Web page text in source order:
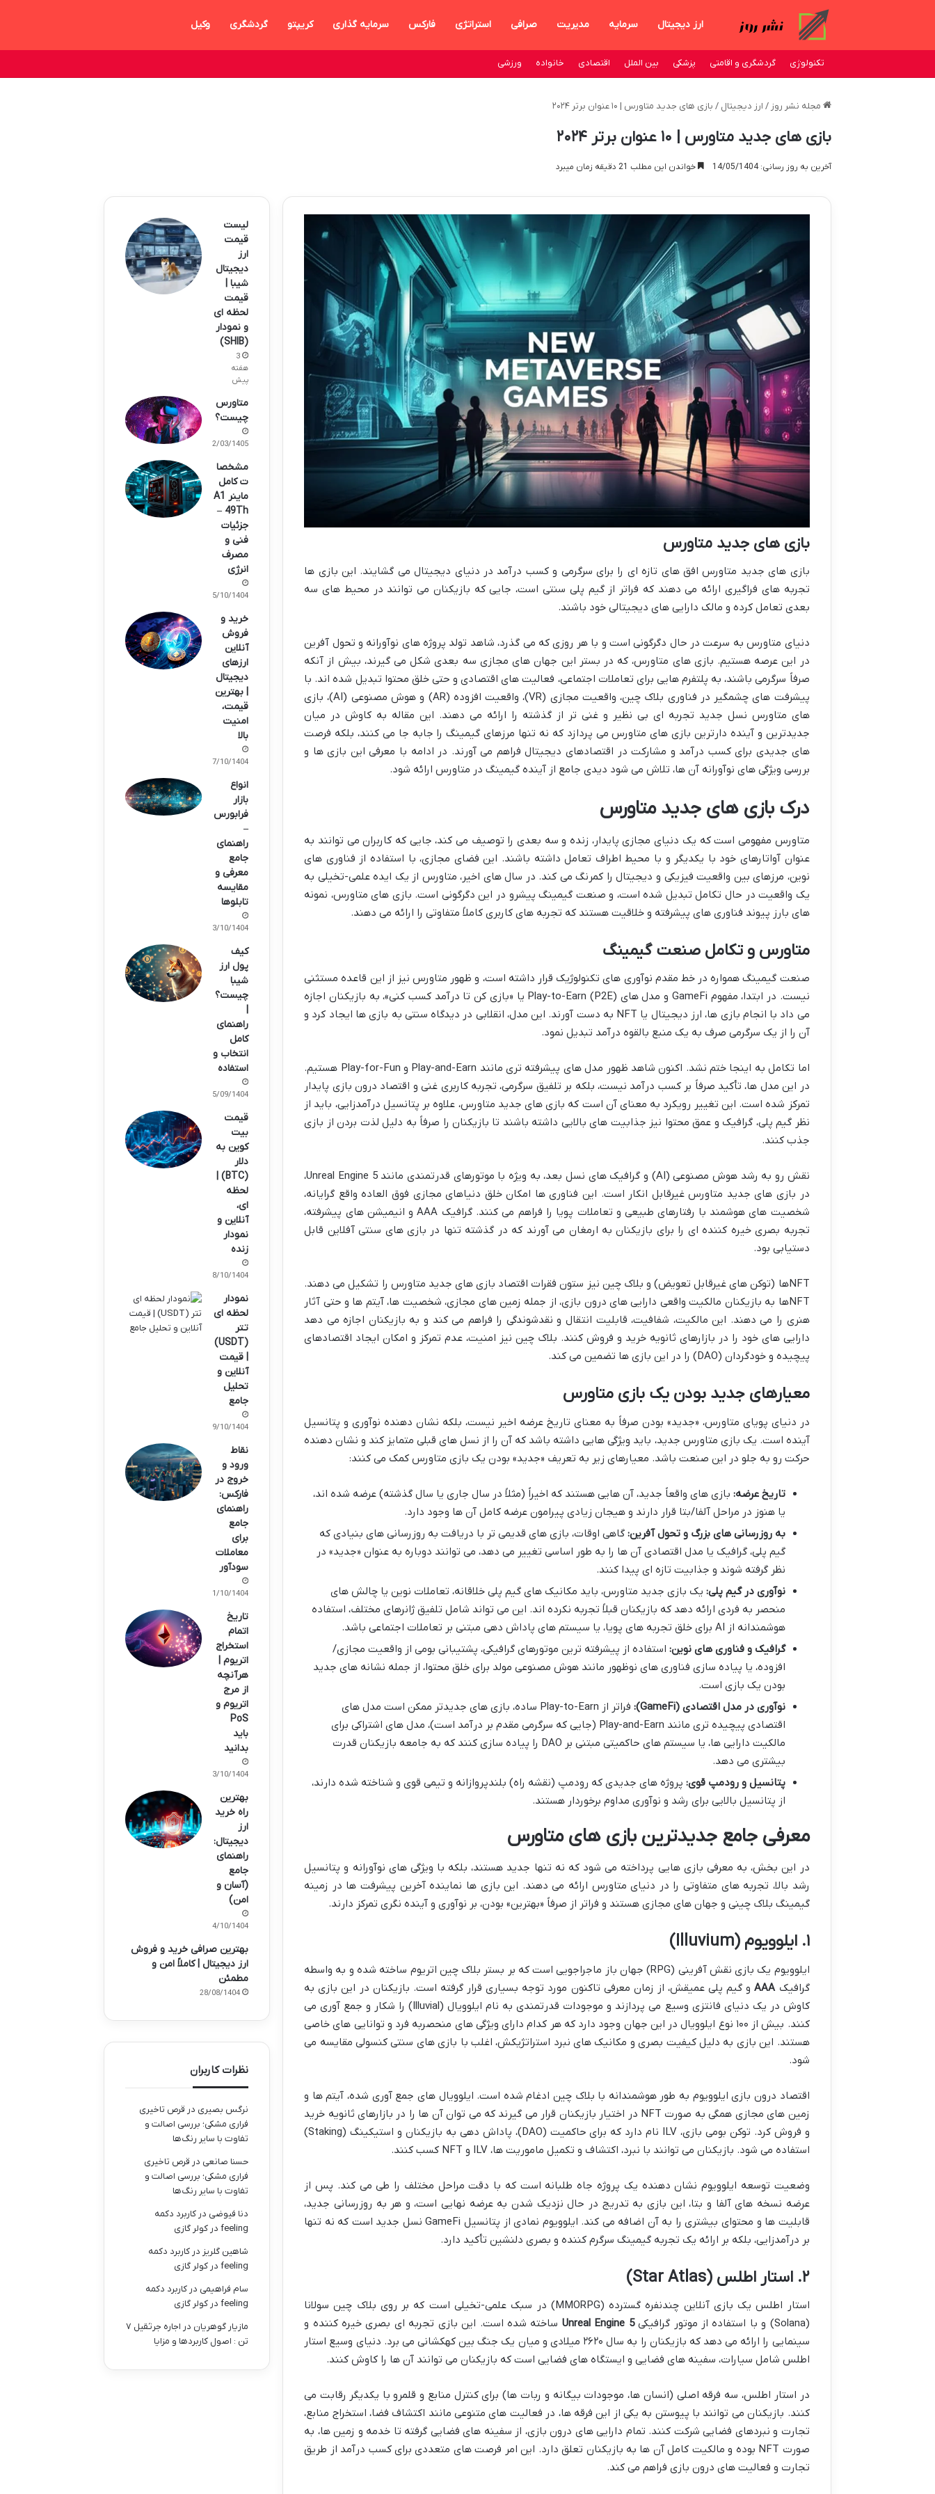
ارز دیجیتال سرمایه مدیریت صرافی استراتژی فارکس سرمایه گذاری کریپتو گردشگری وکیل
تکنولوژی گردشگری و اقامتی پزشکی بین الملل اقتصادی خانواده ورزشی
مجله نشر روز / ارز دیجیتال / بازی های جدید متاورس | ۱۰ عنوان برتر ۲۰۲۴
بازی های جدید متاورس | ۱۰ عنوان برتر ۲۰۲۴
آخرین به روز رسانی: 14/05/1404 خواندن این مطلب 21 دقیقه زمان میبرد
بازی های جدید متاورس
بازی های جدید متاورس افق های تازه ای را برای سرگرمی و کسب درآمد در دنیای دیجیتال می گشایند. این بازی ها
تجربه های فراگیری ارائه می دهند که فراتر از گیم پلی سنتی است، جایی که بازیکنان می توانند در محیط های سه
بعدی تعامل کرده و مالک دارایی های دیجیتالی خود باشند.
دنیای متاورس به سرعت در حال دگرگونی است و با هر روزی که می گذرد، شاهد تولد پروژه های نوآورانه و تحول آفرین
در این عرصه هستیم. بازی های متاورس، که در بستر این جهان های مجازی سه بعدی شکل می گیرند، بیش از آنکه
صرفاً سرگرمی باشند، به پلتفرم هایی برای تعاملات اجتماعی، فعالیت های اقتصادی و حتی خلق محتوا تبدیل شده اند. با
پیشرفت های چشمگیر در فناوری بلاک چین، واقعیت مجازی (VR)، واقعیت افزوده (AR) و هوش مصنوعی (AI)، بازی
های متاورس نسل جدید تجربه ای بی نظیر و غنی تر از گذشته را ارائه می دهند. این مقاله به کاوش در میان
جدیدترین و آینده دارترین بازی های متاورس می پردازد که نه تنها مرزهای گیمینگ را جابه جا می کنند، بلکه فرصت
های جدیدی برای کسب درآمد و مشارکت در اقتصادهای دیجیتال فراهم می آورند. در ادامه با معرفی این بازی ها و
بررسی ویژگی های نوآورانه آن ها، تلاش می شود دیدی جامع از آینده گیمینگ در متاورس ارائه شود.
درک بازی های جدید متاورس
متاورس مفهومی است که یک دنیای مجازی پایدار، زنده و سه بعدی را توصیف می کند، جایی که کاربران می توانند به
عنوان آواتارهای خود با یکدیگر و با محیط اطراف تعامل داشته باشند. این فضای مجازی، با استفاده از فناوری های
نوین، مرزهای بین واقعیت فیزیکی و دیجیتال را کمرنگ می کند. در سال های اخیر، متاورس از یک ایده علمی-تخیلی به
یک واقعیت در حال تکامل تبدیل شده است، و صنعت گیمینگ پیشرو در این دگرگونی است. بازی های متاورس، نمونه
های بارز پیوند فناوری های پیشرفته و خلاقیت هستند که تجربه های کاربری کاملاً متفاوتی را ارائه می دهند.
متاورس و تکامل صنعت گیمینگ
صنعت گیمینگ همواره در خط مقدم نوآوری های تکنولوژیک قرار داشته است، و ظهور متاورس نیز از این قاعده مستثنی
نیست. در ابتدا، مفهوم GameFi و مدل های Play-to-Earn (P2E) یا «بازی کن تا درآمد کسب کنی»، به بازیکنان اجازه
می داد با انجام بازی ها، ارز دیجیتال یا NFT به دست آورند. این مدل، انقلابی در دیدگاه سنتی به بازی ها ایجاد کرد و
آن را از یک سرگرمی صرف به یک منبع بالقوه درآمد تبدیل نمود.
اما تکامل به اینجا ختم نشد. اکنون شاهد ظهور مدل های پیشرفته تری مانند Play-and-Earn و Play-for-Fun هستیم.
در این مدل ها، تأکید صرفاً بر کسب درآمد نیست، بلکه بر تلفیق سرگرمی، تجربه کاربری غنی و اقتصاد درون بازی پایدار
تمرکز شده است. این تغییر رویکرد به معنای آن است که بازی های جدید متاورس، علاوه بر پتانسیل درآمدزایی، باید از
نظر گیم پلی، گرافیک و عمق محتوا نیز جذابیت های بالایی داشته باشند تا بازیکنان را صرفاً به دلیل لذت بردن از بازی
جذب کنند.
نقش رو به رشد هوش مصنوعی (AI) و گرافیک های نسل بعد، به ویژه با موتورهای قدرتمندی مانند Unreal Engine 5،
در بازی های جدید متاورس غیرقابل انکار است. این فناوری ها امکان خلق دنیاهای مجازی فوق العاده واقع گرایانه،
شخصیت های هوشمند با رفتارهای طبیعی و تعاملات پویا را فراهم می کنند. گرافیک AAA و انیمیشن های پیشرفته،
تجربه بصری خیره کننده ای را برای بازیکنان به ارمغان می آورند که در گذشته تنها در بازی های سنتی آفلاین قابل
دستیابی بود.
NFTها (توکن های غیرقابل تعویض) و بلاک چین نیز ستون فقرات اقتصاد بازی های جدید متاورس را تشکیل می دهند.
NFTها به بازیکنان مالکیت واقعی دارایی های درون بازی، از جمله زمین های مجازی، شخصیت ها، آیتم ها و حتی آثار
هنری را می دهند. این مالکیت، شفافیت، قابلیت انتقال و نقدشوندگی را فراهم می کند و به بازیکنان اجازه می دهد
دارایی های خود را در بازارهای ثانویه خرید و فروش کنند. بلاک چین نیز امنیت، عدم تمرکز و امکان ایجاد اقتصادهای
پیچیده و خودگردان (DAO) را در این بازی ها تضمین می کند.
معیارهایجدید بودن یک بازی متاورس
در دنیای پویای متاورس، «جدید» بودن صرفاً به معنای تاریخ عرضه اخیر نیست، بلکه نشان دهنده نوآوری و پتانسیل
آینده است. یک بازی متاورس جدید، باید ویژگی هایی داشته باشد که آن را از نسل های قبلی متمایز کند و نشان دهنده
حرکت رو به جلو در این صنعت باشد. معیارهای زیر به تعریف «جدید» بودن یک بازی متاورس کمک می کنند:
تاریخ عرضه: بازی های واقعاً جدید، آن هایی هستند که اخیراً (مثلاً در سال جاری یا سال گذشته) عرضه شده اند،
یا هنوز در مراحل آلفا/بتا قرار دارند و هیجان زیادی پیرامون عرضه کامل آن ها وجود دارد.
به روزرسانی های بزرگ و تحول آفرین: گاهی اوقات، بازی های قدیمی تر با دریافت به روزرسانی های بنیادی که
گیم پلی، گرافیک یا مدل اقتصادی آن ها را به طور اساسی تغییر می دهد، می توانند دوباره به عنوان «جدید» در
نظر گرفته شوند و جذابیت تازه ای پیدا کنند.
نوآوری در گیم پلی: یک بازی جدید متاورس، باید مکانیک های گیم پلی خلاقانه، تعاملات نوین یا چالش های
منحصر به فردی ارائه دهد که بازیکنان قبلاً تجربه نکرده اند. این می تواند شامل تلفیق ژانرهای مختلف، استفاده
هوشمندانه از AI برای خلق تجربه های پویا، یا سیستم های پاداش دهی مبتنی بر تعاملات اجتماعی باشد.
گرافیک و فناوری های نوین: استفاده از پیشرفته ترین موتورهای گرافیکی، پشتیبانی بومی از واقعیت مجازی/
افزوده، یا پیاده سازی فناوری های نوظهور مانند هوش مصنوعی مولد برای خلق محتوا، از جمله نشانه های جدید
بودن یک بازی است.
نوآوری در مدل اقتصادی (GameFi):
فراتر از Play-to-Earn ساده، بازی های جدیدتر ممکن است مدل های
اقتصادی پیچیده تری مانند Play-and-Earn (جایی که سرگرمی مقدم بر درآمد است)، مدل های اشتراکی برای
مالکیت دارایی ها، یا سیستم های حاکمیتی مبتنی بر DAO را پیاده سازی کنند که به جامعه بازیکنان قدرت
بیشتری می دهد.
پتانسیل و رودمپ قوی: پروژه های جدیدی که رودمپ (نقشه راه) بلندپروازانه و تیمی قوی و شناخته شده دارند،
از پتانسیل بالایی برای رشد و نوآوری مداوم برخوردار هستند.
معرفی جامع جدیدترین بازی های متاورس
در این بخش، به معرفی بازی هایی پرداخته می شود که نه تنها جدید هستند، بلکه با ویژگی های نوآورانه و پتانسیل
رشد بالا، تجربه های متفاوتی را در دنیای متاورس ارائه می دهند. این بازی ها نماینده آخرین پیشرفت ها در زمینه
گیمینگ بلاک چینی و جهان های مجازی هستند و فراتر از صرفاً «بهترین» بودن، بر نوآوری و آینده نگری تمرکز دارند.
۱. ایلوویوم (Illuvium)
ایلوویوم یک بازی نقش آفرینی (RPG) جهان باز ماجراجویی است که بر بستر بلاک چین اتریوم ساخته شده و به واسطه
گرافیکAAAو گیم پلی عمیقش، از زمان معرفی تاکنون مورد توجه بسیاری قرار گرفته است. بازیکنان در این بازی به
کاوش در یک دنیای فانتزی وسیع می پردازند و موجودات قدرتمندی به نام ایلوویال (Illuvial) را شکار و جمع آوری می
کنند. بیش از ۱۰۰ نوع ایلوویال در این جهان وجود دارد که هر کدام دارای ویژگی های منحصربه فرد و توانایی های خاصی
هستند. این بازی به دلیل کیفیت بصری و مکانیک های نبرد استراتژیکش، اغلب با بازی های سنتی کنسولی مقایسه می
شود.
اقتصاد درون بازی ایلوویوم به طور هوشمندانه با بلاک چین ادغام شده است. ایلوویال های جمع آوری شده، آیتم ها و
زمین های مجازی همگی به صورت NFT در اختیار بازیکنان قرار می گیرند که می توان آن ها را در بازارهای ثانویه خرید
و فروش کرد. توکن بومی بازی، ILV نام دارد که برای حاکمیت (DAO)، پاداش دهی به بازیکنان و استیکینگ (Staking)
استفاده می شود. بازیکنان می توانند با نبرد، اکتشاف و تکمیل ماموریت ها، ILV و NFT کسب کنند.
وضعیت توسعه ایلوویوم نشان دهنده یک پروژه جاه طلبانه است که با دقت مراحل مختلف را طی می کند. پس از
عرضه نسخه های آلفا و بتا، این بازی به تدریج در حال نزدیک شدن به عرضه نهایی است، و هر به روزرسانی جدید،
قابلیت ها و محتوای بیشتری را به آن اضافه می کند. ایلوویوم نمادی از پتانسیل GameFi نسل جدید است که نه تنها
بر درآمدزایی، بلکه بر ارائه یک تجربه گیمینگ سرگرم کننده و بصری دلنشین تأکید دارد.
۲. استار اطلس (Star Atlas)
استار اطلس یک بازی آنلاین چندنفره گسترده (MMORPG) در سبک علمی-تخیلی است که بر روی بلاک چین سولانا
(Solana) و با استفاده از موتور گرافیکی
Unreal Engine 5 ساخته شده است. این بازی تجربه ای بصری خیره کننده و
سینمایی را ارائه می دهد که بازیکنان را به سال ۲۶۲۰ میلادی و میان یک جنگ بین کهکشانی می برد. دنیای وسیع استار
اطلس شامل سیارات، سفینه های فضایی و ایستگاه های فضایی است که بازیکنان می توانند آن ها را کاوش کنند.
در استار اطلس، سه فرقه اصلی (انسان ها، موجودات بیگانه و ربات ها) برای کنترل منابع و قلمرو با یکدیگر رقابت می
کنند. بازیکنان می توانند با پیوستن به یکی از این فرقه ها، در فعالیت های متنوعی مانند اکتشاف فضا، استخراج منابع،
تجارت و نبردهای فضایی شرکت کنند. تمام دارایی های درون بازی، از سفینه های فضایی گرفته تا خدمه و زمین ها، به
صورت NFT بوده و مالکیت کامل آن ها به بازیکنان تعلق دارد. این امر فرصت های متعددی برای کسب درآمد از طریق
تجارت و فعالیت های درون بازی فراهم می کند.
لیست
قیمت
ارز
دیجیتال
شیبا |
قیمت
لحظه ای
و نمودار
(SHIB)
3
هفته
پیش
متاورس
چیست؟
02/03/1405
مشخصا
ت کامل
ماینر A1
49Th –
جزئیات
فنی و
مصرف
انرژی
15/10/1404
خرید و
فروش
آنلاین
ارزهای
دیجیتال
| بهترین
قیمت،
امنیت
بالا
07/10/1404
انواع
بازار
فرابورس
–
راهنمای
جامع
معرفی و
مقایسه
تابلوها
03/10/1404
کیف
پول ارز
شیبا
چیست؟
|
راهنمای
کامل
انتخاب و
استفاده
15/09/1404
قیمت
بیت
کوین به
دلار
(BTC) |
لحظه
ای،
آنلاین و
نمودار
زنده
08/10/1404
نمودار
لحظه ای
تتر
(USDT)
| قیمت
آنلاین و
تحلیل
جامع
09/10/1404
نقاط
ورود و
خروج در
فارکس:
راهنمای
جامع
برای
معاملات
سودآور
11/10/1404
تاریخ
اتمام
استخراج
اتریوم |
هرآنچه
از مرج
اتریوم و
PoS
باید
بدانید
13/10/1404
بهترین
راه خرید
ارز
دیجیتال:
راهنمای
جامع
(آسان و
امن)
14/10/1404
بهترین صرافی خرید و فروش
ارز دیجیتال | کاملاً امن و
مطمئن
28/08/1404
نظرات کاربران
نرگس بصیری در قرص تاخیری
فراری مشکی؛ بررسی اصالت و
تفاوت با سایر رنگ‌ها
حسنا صانعی در قرص تاخیری
فراری مشکی؛ بررسی اصالت و
تفاوت با سایر رنگ‌ها
دنا فیوضی در کاربرد دکمه
feeling در کولر گازی
شاهین گلریز در کاربرد دکمه
feeling در کولر گازی
سام فراهیمی در کاربرد دکمه
feeling در کولر گازی
مازیار گوهریان در
اجاره جرثقیل ۷
تن : اصول کاربردها و مزایا